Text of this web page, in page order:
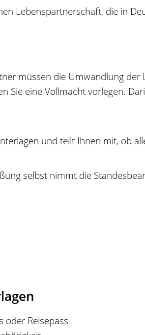
Lebenspartnerschaft, die in
müssen die Umwandlung
Sie eine Vollmacht vorlegen.
und teilt Ihnen mit, ob
selbst nimmt die
oder Reisepass